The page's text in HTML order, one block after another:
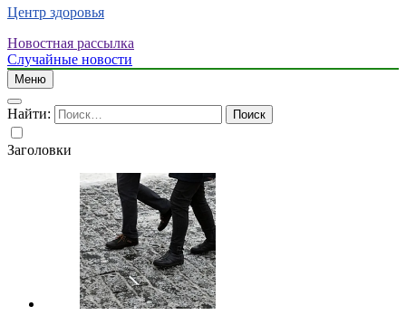
Центр здоровья
Новостная рассылка
Случайные новости
Меню
Найти:
Заголовки